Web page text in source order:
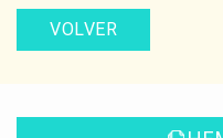
VOLVER